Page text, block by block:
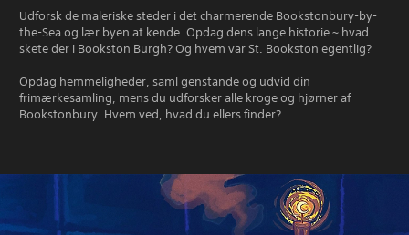
Udforsk de maleriske steder i det charmerende Bookstonbury-by-
the-Sea og lær byen at kende. Opdag dens lange historie ~ hvad
skete der i Bookston Burgh? Og hvem var St. Bookston egentlig?
Opdag hemmeligheder, saml genstande og udvid din
frimærkesamling, mens du udforsker alle kroge og hjørner af
Bookstonbury. Hvem ved, hvad du ellers finder?